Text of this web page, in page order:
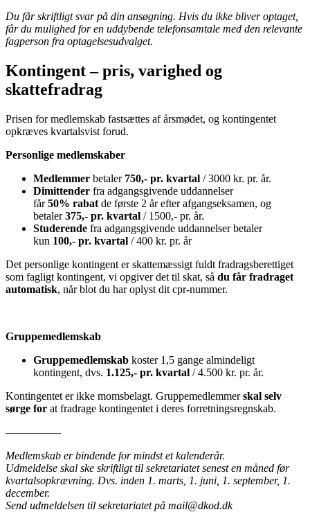
Du får skriftligt svar på din ansøgning. Hvis du ikke bliver optaget,
får du mulighed for en uddybende telefonsamtale med den relevante
fagperson fra optagelsesudvalget.
Kontingent – pris, varighed og
skattefradrag
Prisen for medlemskab fastsættes af årsmødet, og kontingentet
opkræves kvartalsvist forud.
Personlige medlemskaber
Medlemmer betaler 750,- pr. kvartal / 3000 kr. pr. år.
Dimittender fra adgangsgivende uddannelser
får50% rabat de første 2 år efter afgangseksamen, og
betaler375,- pr. kvartal / 1500,- pr. år.
Studerende fra adgangsgivende uddannelser betaler
kun 100,- pr. kvartal / 400 kr. pr. år
Det personlige kontingent er skattemæssigt fuldt fradragsberettiget
som fagligt kontingent, vi opgiver det til skat, så du får fradraget
automatisk, når blot du har oplyst dit cpr-nummer.
Gruppemedlemskab
Gruppemedlemskab koster 1,5 gange almindeligt
kontingent, dvs. 1.125,- pr. kvartal / 4.500 kr. pr. år.
Kontingentet er ikke momsbelagt. Gruppemedlemmerskal selv
sørge for at fradrage kontingentet i deres forretningsregnskab.
—————
Medlemskab er bindende for mindst et kalenderår.
Udmeldelse skal ske skriftligt til sekretariatet senest en måned før
kvartalsopkrævning. Dvs. inden 1. marts, 1. juni, 1. september, 1.
december.
Send udmeldelsen til sekretariatet på mail@dkod.dk